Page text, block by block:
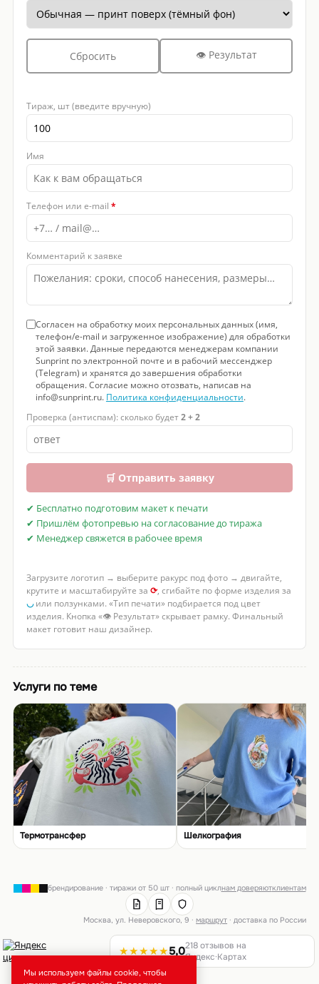
Сбросить 👁 Результат
Тираж, шт (введите вручную)
Имя
Телефон или e-mail *
Комментарий к заявке
Согласен на обработку моих персональных данных (имя,
телефон/e-mail и загруженное изображение) для обработки
этой заявки. Данные передаются менеджерам компании
Sunprint по электронной почте и в рабочий мессенджер
(Telegram) и хранятся до завершения обработки
обращения. Согласие можно отозвать, написав на
info@sunprint.ru. Политика конфиденциальности.
Проверка (антиспам): сколько будет2 + 2
🛒 Отправить заявку
✔ Бесплатно подготовим макет к печати
✔ Пришлём фотопревью на согласование до тиража
✔ Менеджер свяжется в рабочее время
Загрузите логотип → выберите ракурс под фото → двигайте,
крутите и масштабируйте за ⟳, сгибайте по форме изделия за
◡или ползунками. «Тип печати» подбирается под цвет
изделия. Кнопка «👁 Результат» скрывает рамку. Финальный
макет готовит наш дизайнер.
Услуги по теме
Термотрансфер Шелкография
брендирование · тиражи от 50 шт · полный циклнам доверяютклиентам
Москва, ул. Неверовского, 9 ·маршрут · доставка по России
★★★★★5,0218 отзывов на
Яндекс·Картах
Мы используем файлы cookie, чтобы